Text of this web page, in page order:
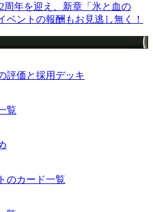
周年を迎え、新章「氷と血の
ベントの報酬もお見逃し無く！
評価と採用デッキ
覧
のカード一覧